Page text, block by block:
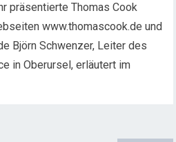
präsentierte Thomas Cook
www.thomascook.de und
Björn Schwenzer, Leiter des
in Oberursel, erläutert im